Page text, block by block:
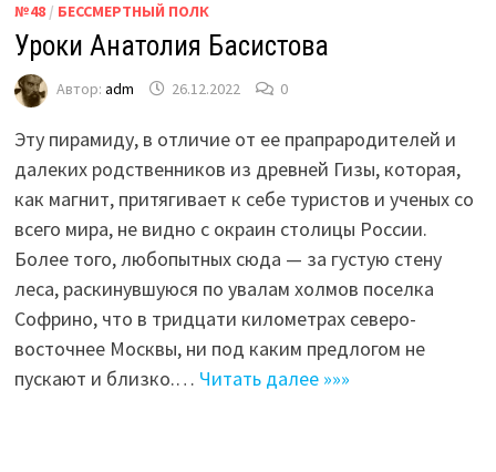
№48/ БЕССМЕРТНЫЙ ПОЛК
Уроки Анатолия Басистова
Автор: adm 26.12.2022 0
Эту пирамиду, в отличие от ее прапрародителей и
далеких родственников из древней Гизы, которая,
как магнит, притягивает к себе туристов и ученых со
всего мира, не видно с окраин столицы России.
Более того, любопытных сюда — за густую стену
леса, раскинувшуюся по увалам холмов поселка
Софрино, что в тридцати километрах северо-
восточнее Москвы, ни под каким предлогом не
пускают и близко.… Читать далее »»»